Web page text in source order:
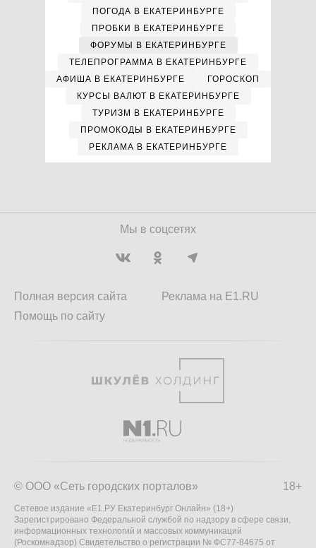
ПОГОДА В ЕКАТЕРИНБУРГЕ
ПРОБКИ В ЕКАТЕРИНБУРГЕ
ФОРУМЫ В ЕКАТЕРИНБУРГЕ
ТЕЛЕПРОГРАММА В ЕКАТЕРИНБУРГЕ
АФИША В ЕКАТЕРИНБУРГЕ
ГОРОСКОП
КУРСЫ ВАЛЮТ В ЕКАТЕРИНБУРГЕ
ТУРИЗМ В ЕКАТЕРИНБУРГЕ
ПРОМОКОДЫ В ЕКАТЕРИНБУРГЕ
РЕКЛАМА В ЕКАТЕРИНБУРГЕ
Мы в соцсетях
Полная версия сайта
Помощь по сайту
Реклама на E1.RU
18+
© ООО «Сеть городских порталов»
Сетевое издание «Е1.РУ Екатеринбург Онлайн» (18+)
Зарегистрировано Федеральной службой по надзору в сфере связи,
информационных технологий и массовых коммуникаций
(Роскомнадзор) Свидетельство о регистрации № ФС77-84675 от